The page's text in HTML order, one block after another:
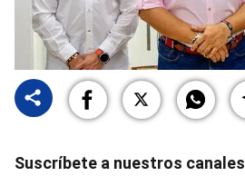
Suscríbete a nuestros canales